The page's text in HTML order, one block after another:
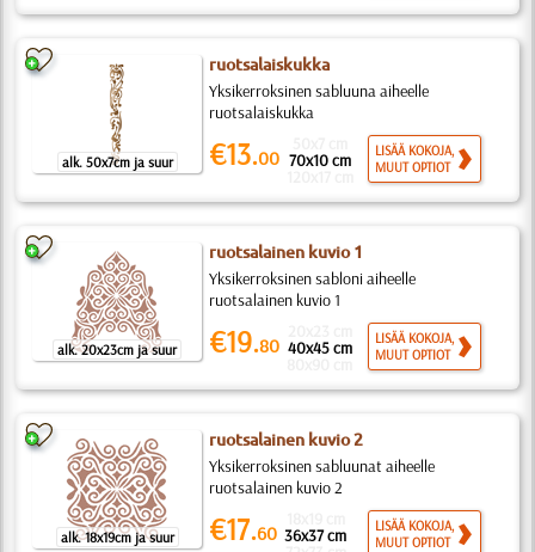
alk. 50x7cm ja suur
ruotsalaiskukka
Yksikerroksinen sabluuna aiheelle
ruotsalaiskukka
€13.00 70x10 cm
LISÄÄ KOKOJA,
MUUT OPTIOT
alk. 20x23cm ja suur
ruotsalainen kuvio 1
Yksikerroksinen sabloni aiheelle
ruotsalainen kuvio 1
€19.80 40x45 cm
LISÄÄ KOKOJA,
MUUT OPTIOT
alk. 18x19cm ja suur
ruotsalainen kuvio 2
Yksikerroksinen sabluunat aiheelle
ruotsalainen kuvio 2
€17.60 36x37 cm
LISÄÄ KOKOJA,
MUUT OPTIOT